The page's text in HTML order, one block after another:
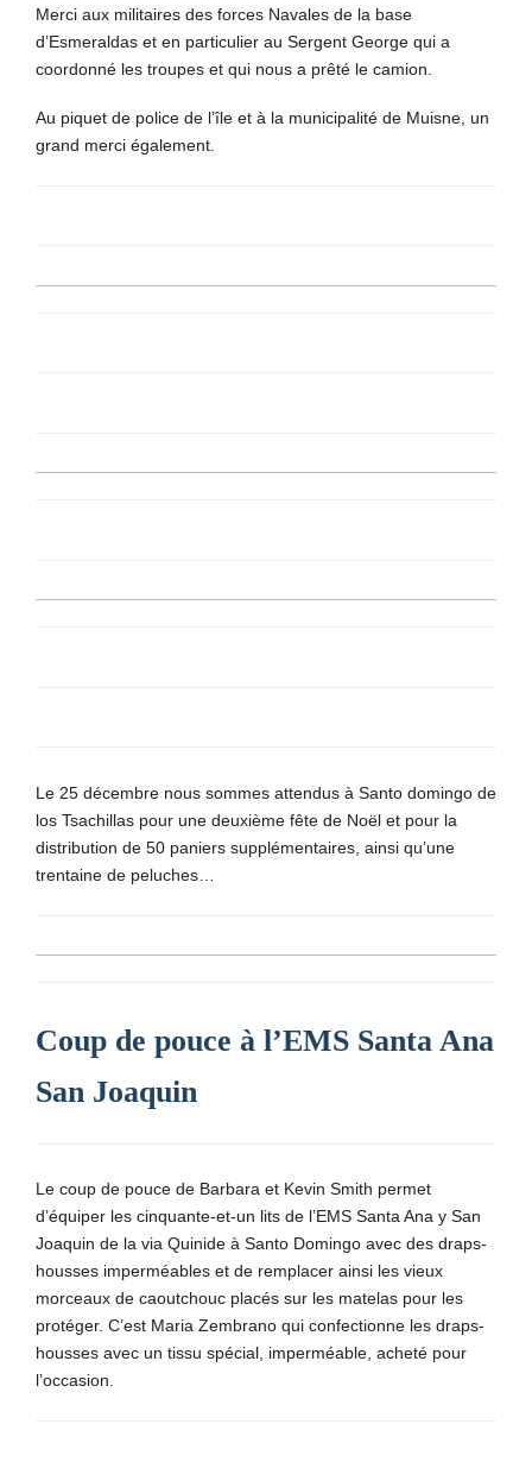
Merci aux militaires des forces Navales de la base
d’Esmeraldas et en particulier au Sergent George qui a
coordonné les troupes et qui nous a prêté le camion.
Au piquet de police de l’île et à la municipalité de Muisne, un
grand merci également.
Le 25 décembre nous sommes attendus à Santo domingo de
los Tsachillas pour une deuxième fête de Noël et pour la
distribution de 50 paniers supplémentaires, ainsi qu’une
trentaine de peluches…
Coup de pouce à l’EMS Santa Ana
San Joaquin
Le coup de pouce de Barbara et Kevin Smith permet
d’équiper les cinquante-et-un lits de l’EMS Santa Ana y San
Joaquin de la via Quinide à Santo Domingo avec des draps-
housses imperméables et de remplacer ainsi les vieux
morceaux de caoutchouc placés sur les matelas pour les
protéger. C’est Maria Zembrano qui confectionne les draps-
housses avec un tissu spécial, imperméable, acheté pour
l’occasion.